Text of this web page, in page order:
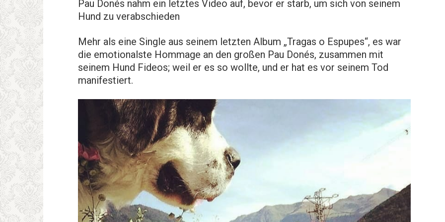
Pau Donés nahm ein letztes Video auf, bevor er starb, um sich von seinem
Hund zu verabschieden
Mehr als eine Single aus seinem letzten Album „Tragas o Espupes“, es war
die emotionalste Hommage an den großen Pau Donés, zusammen mit
seinem Hund Fideos; weil er es so wollte, und er hat es vor seinem Tod
manifestiert.